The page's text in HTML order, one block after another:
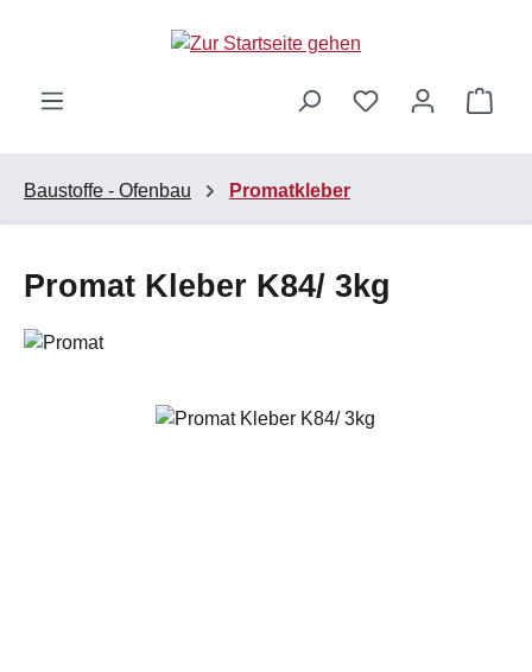
Zum Hauptinhalt springen
Baustoffe - Ofenbau Promatkleber
Promat Kleber K84/ 3kg
Bildergalerie überspringen